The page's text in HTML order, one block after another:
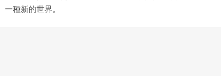
一種新的世界。